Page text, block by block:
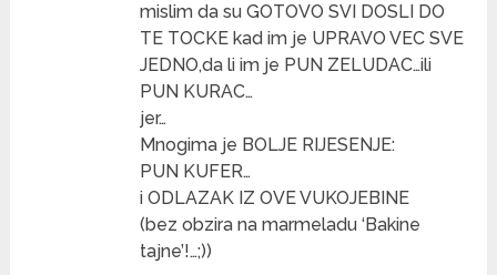
mislim da su GOTOVO SVI DOSLI DO
TE TOCKE kad im je UPRAVO VEC SVE
JEDNO,da li im je PUN ZELUDAC…ili
PUN KURAC…
jer…
Mnogima je BOLJE RIJESENJE:
PUN KUFER…
i ODLAZAK IZ OVE VUKOJEBINE
(bez obzira na marmeladu ‘Bakine
tajne’!…;))